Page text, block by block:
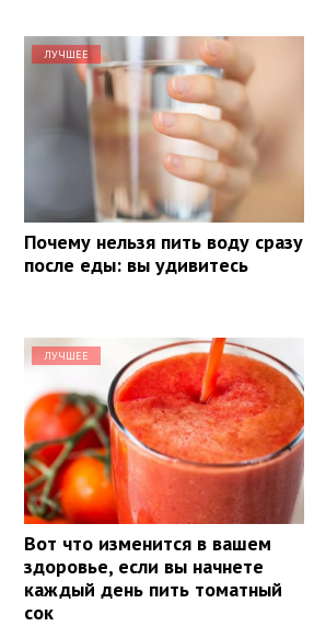
ЛУЧШЕЕ
Почему нельзя пить воду сразу
после еды: вы удивитесь
ЛУЧШЕЕ
Вот что изменится в вашем
здоровье, если вы начнете
каждый день пить томатный
сок